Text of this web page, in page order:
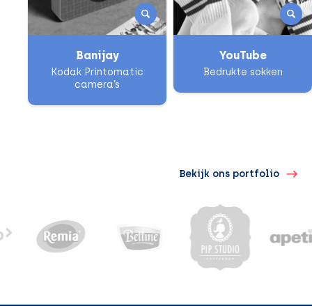
Banijay
Kodak Printomatic
camera’s
YouTube
Bedrukte sokken
Bekijk ons portfolio